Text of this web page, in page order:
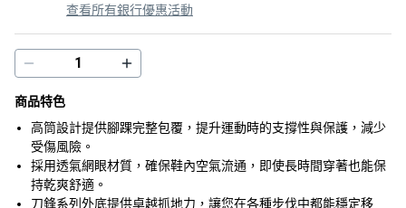
查看所有銀行優惠活動
商品特色
高筒設計提供腳踝完整包覆，提升運動時的支撐性與保護，減少
受傷風險。
採用透氣網眼材質，確保鞋內空氣流通，即使長時間穿著也能保
持乾爽舒適。
刀鋒系列外底提供卓越抓地力，讓您在各種步伐中都能穩定移